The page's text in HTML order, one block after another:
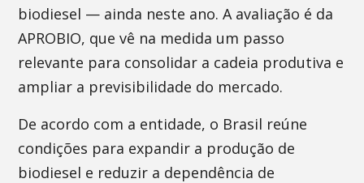
biodiesel — ainda neste ano. A avaliação é da
APROBIO, que vê na medida um passo
relevante para consolidar a cadeia produtiva e
ampliar a previsibilidade do mercado.
De acordo com a entidade, o Brasil reúne
condições para expandir a produção de
biodiesel e reduzir a dependência de